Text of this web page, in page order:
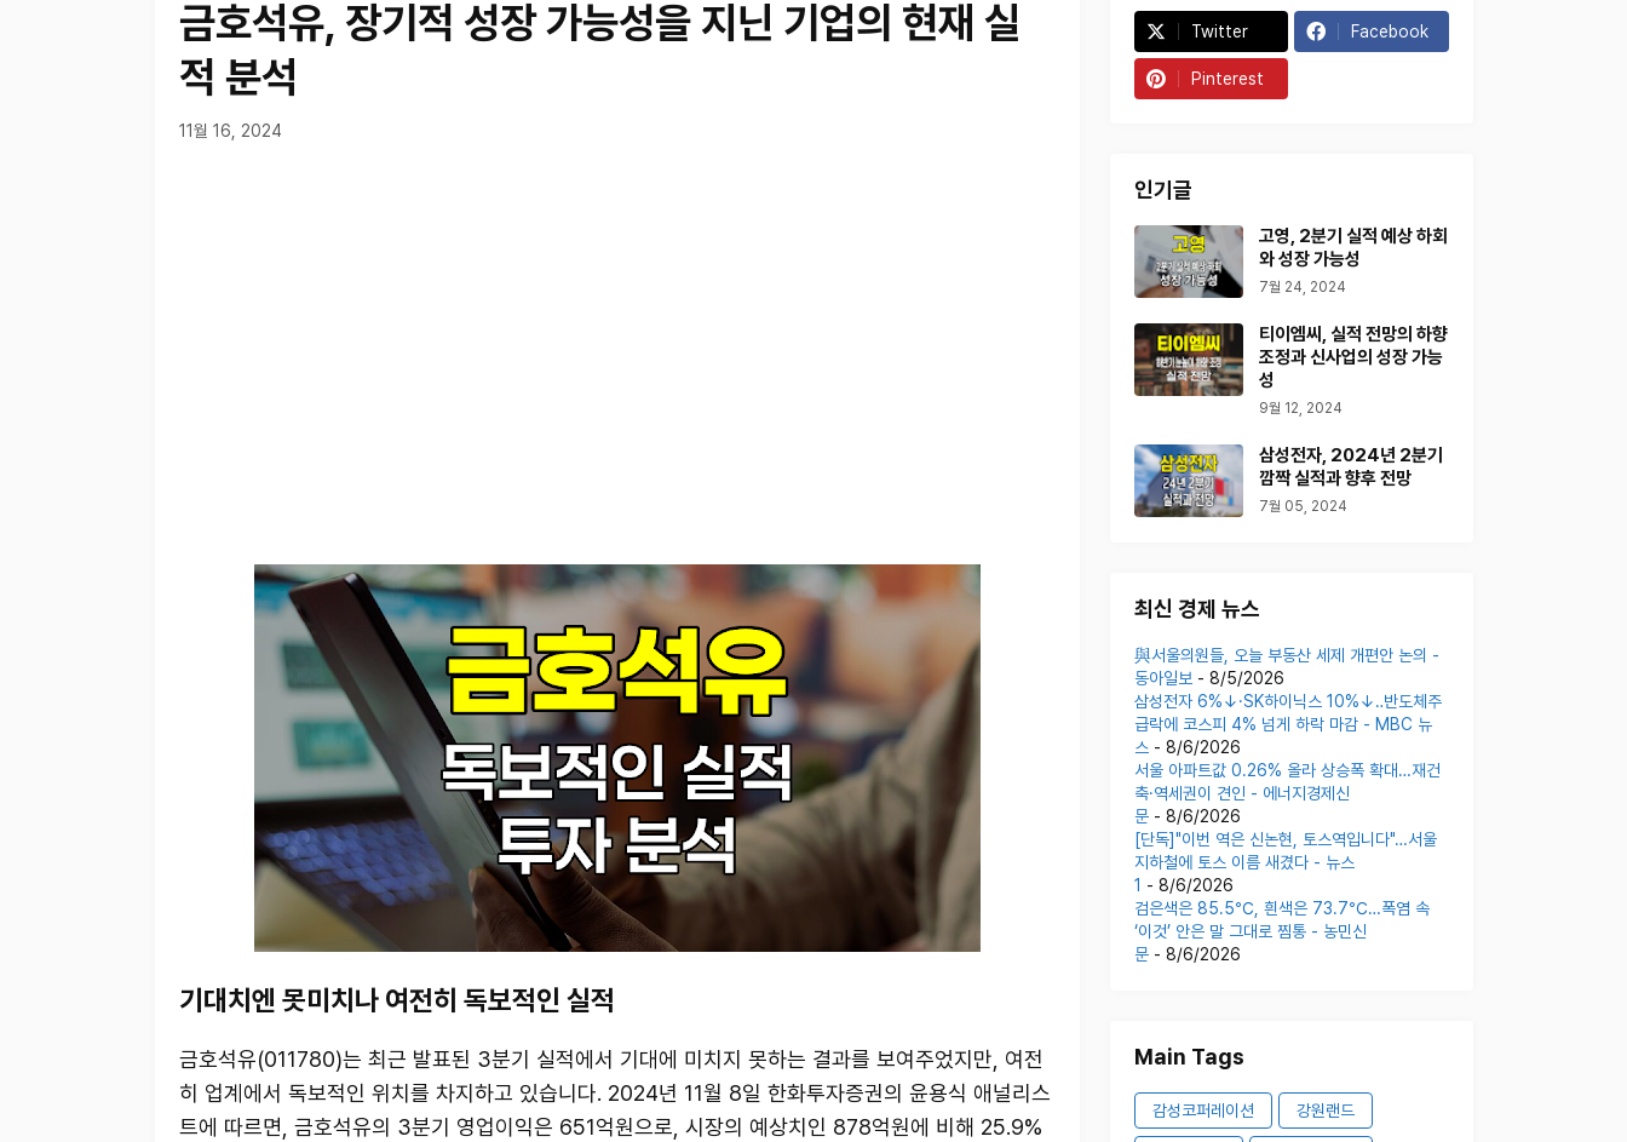
금호석유, 장기적 성장 가능성을 지닌 기업의 현재 실
적 분석
11월 16, 2024
기대치엔 못미치나 여전히 독보적인 실적
금호석유(011780)는 최근 발표된 3분기 실적에서 기대에 미치지 못하는 결과를 보여주었지만, 여전
히 업계에서 독보적인 위치를 차지하고 있습니다. 2024년 11월 8일 한화투자증권의 윤용식 애널리스
트에 따르면, 금호석유의 3분기 영업이익은 651억원으로, 시장의 예상치인 878억원에 비해 25.9%
Twitter Facebook
Pinterest
인기글
고영, 2분기 실적 예상 하회
와 성장 가능성
7월 24, 2024
티이엠씨, 실적 전망의 하향
조정과 신사업의 성장 가능
성
9월 12, 2024
삼성전자, 2024년 2분기
깜짝 실적과 향후 전망
7월 05, 2024
최신 경제 뉴스
與서울의원들, 오늘 부동산 세제 개편안 논의 -
동아일보 - 8/5/2026
삼성전자 6%↓·SK하이닉스 10%↓‥반도체주
급락에 코스피 4% 넘게 하락 마감 - MBC 뉴
스- 8/6/2026
서울 아파트값 0.26% 올라 상승폭 확대…재건
축·역세권이 견인 - 에너지경제신
문- 8/6/2026
[단독]"이번 역은 신논현, 토스역입니다"…서울
지하철에 토스 이름 새겼다 - 뉴스
1 - 8/6/2026
검은색은 85.5℃, 흰색은 73.7℃…폭염 속
‘이것’ 안은 말 그대로 찜통 - 농민신
문- 8/6/2026
Main Tags
감성코퍼레이션 강원랜드